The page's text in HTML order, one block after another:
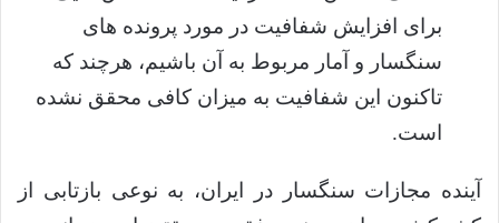
برای افزایش شفافیت در مورد پرونده های
سنگسار و آمار مربوط به آن باشیم، هرچند که
تاکنون این شفافیت به میزان کافی محقق نشده
است.
آینده مجازات سنگسار در ایران، به نوعی بازتابی از